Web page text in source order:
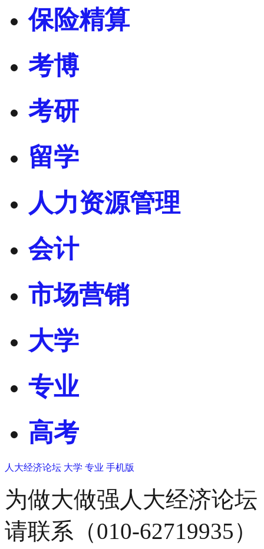
保险精算
考博
考研
留学
人力资源管理
会计
市场营销
大学
专业
高考
人大经济论坛 大学 专业 手机版
为做大做强人大经济论
请联系（010-62719935）